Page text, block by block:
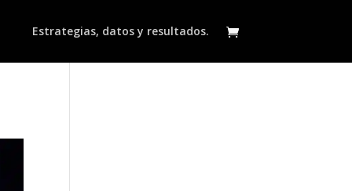
Estrategias, datos y resultados.